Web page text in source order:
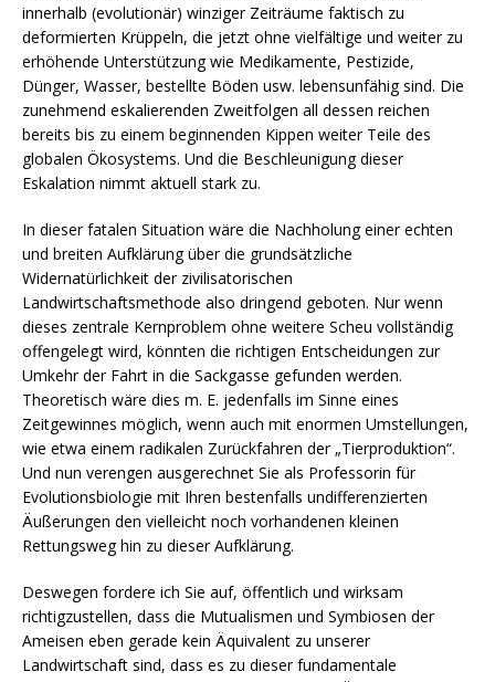
innerhalb (evolutionär) winziger Zeiträume faktisch zu
deformierten Krüppeln, die jetzt ohne vielfältige und weiter zu
erhöhende Unterstützung wie Medikamente, Pestizide,
Dünger, Wasser, bestellte Böden usw. lebensunfähig sind. Die
zunehmend eskalierenden Zweitfolgen all dessen reichen
bereits bis zu einem beginnenden Kippen weiter Teile des
globalen Ökosystems. Und die Beschleunigung dieser
Eskalation nimmt aktuell stark zu.
In dieser fatalen Situation wäre die Nachholung einer echten
und breiten Aufklärung über die grundsätzliche
Widernatürlichkeit der zivilisatorischen
Landwirtschaftsmethode also dringend geboten. Nur wenn
dieses zentrale Kernproblem ohne weitere Scheu vollständig
offengelegt wird, könnten die richtigen Entscheidungen zur
Umkehr der Fahrt in die Sackgasse gefunden werden.
Theoretisch wäre dies m. E. jedenfalls im Sinne eines
Zeitgewinnes möglich, wenn auch mit enormen Umstellungen,
wie etwa einem radikalen Zurückfahren der „Tierproduktion“.
Und nun verengen ausgerechnet Sie als Professorin für
Evolutionsbiologie mit Ihren bestenfalls undifferenzierten
Äußerungen den vielleicht noch vorhandenen kleinen
Rettungsweg hin zu dieser Aufklärung.
Deswegen fordere ich Sie auf, öffentlich und wirksam
richtigzustellen, dass die Mutualismen und Symbiosen der
Ameisen eben gerade kein Äquivalent zu unserer
Landwirtschaft sind, dass es zu dieser fundamentale